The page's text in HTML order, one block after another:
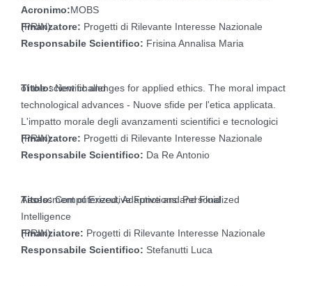
Acronimo:MOBS
Finanzatore:
Progetti di Rilevante Interesse Nazionale (PRIN)
Responsabile Scientifico: Frisina Annalisa Maria
Titolo:
New challenges for applied ethics. The moral impact of the scientific and
technological advances - Nuove sfide per l'etica applicata.
L'impatto morale degli avanzamenti scientifici e tecnologici
Finanzatore:
Progetti di Rilevante Interesse Nazionale (PRIN)
Responsabile Scientifico: Da Re Antonio
Titolo:
Computerized, Adaptive and Personalized Assessment of Executive Functions and Fluid
Intelligence
Finanziatore:
Progetti di Rilevante Interesse Nazionale (PRIN)
Responsabile Scientifico: Stefanutti Luca